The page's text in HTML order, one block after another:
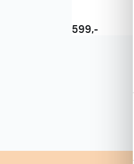
599,-